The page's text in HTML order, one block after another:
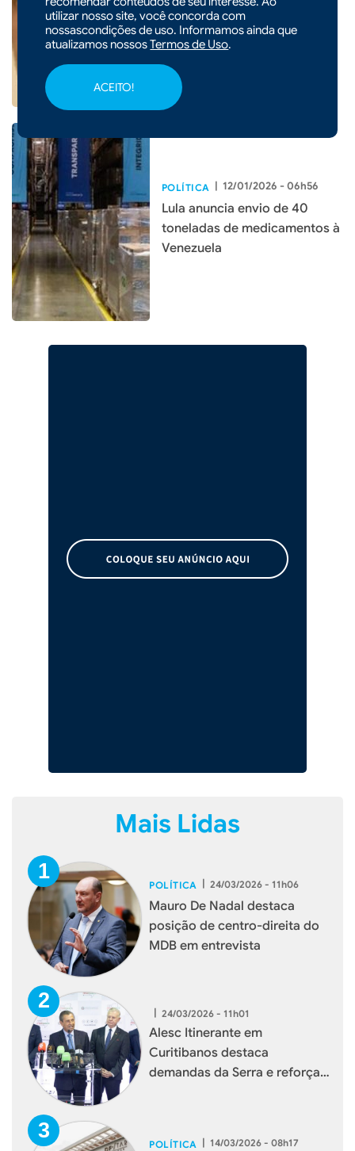
utilizar nosso site, você concorda com
nossascondições de uso. Informamos ainda que
atualizamos nossosTermos de Uso.
ACEITO!
com tornozeleira e retenção
de passaporte após suspeita
de fraude no INSS
POLÍTICA | 12/01/2026 - 06h56
Lula anuncia envio de 40
toneladas de medicamentos à
Venezuela
Mais Lidas
POLÍTICA | 24/03/2026 - 11h06
Mauro De Nadal destaca
posição de centro-direita do
MDB em entrevista
| 24/03/2026 - 11h01
Alesc Itinerante em
Curitibanos destaca
demandas da Serra e reforça
POLÍTICA | 14/03/2026 - 08h17